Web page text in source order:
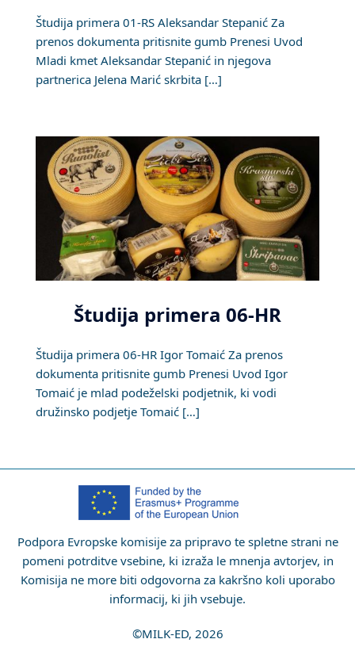
Študija primera 01-RS Aleksandar Stepanić Za
prenos dokumenta pritisnite gumb Prenesi Uvod
Mladi kmet Aleksandar Stepanić in njegova
partnerica Jelena Marić skrbita […]
Študija primera 06-HR
Študija primera 06-HR Igor Tomaić Za prenos
dokumenta pritisnite gumb Prenesi Uvod Igor
Tomaić je mlad podeželski podjetnik, ki vodi
družinsko podjetje Tomaić […]
Podpora Evropske komisije za pripravo te spletne strani ne
pomeni potrditve vsebine, ki izraža le mnenja avtorjev, in
Komisija ne more biti odgovorna za kakršno koli uporabo
informacij, ki jih vsebuje.
©MILK-ED, 2026